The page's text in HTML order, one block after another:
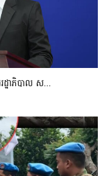
ដ្ឋាភិបាល ស...